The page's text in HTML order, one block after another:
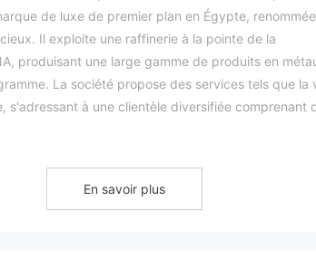
de luxe de premier plan en Égypte,
Il exploite une raffinerie à la pointe de la
produisant une large gamme de produits en
La société propose des services tels que la
s'adressant à une clientèle diversifiée comprenant
?
entreprise légitime. Les utilisateurs doivent
En savoir plus